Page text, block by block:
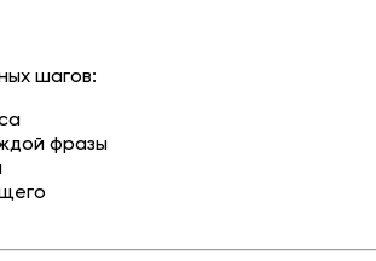
шагов:
фразы